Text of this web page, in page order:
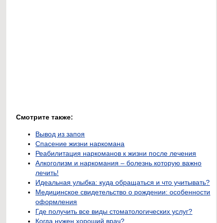
Смотрите также:
Вывод из запоя
Спасение жизни наркомана
Реабилитация наркоманов к жизни после лечения
Алкоголизм и наркомания – болезнь которую важно
лечить!
Идеальная улыбка: куда обращаться и что учитывать?
Медицинское свидетельство о рождении: особенности
оформления
Где получить все виды стоматологических услуг?
Когда нужен хороший врач?